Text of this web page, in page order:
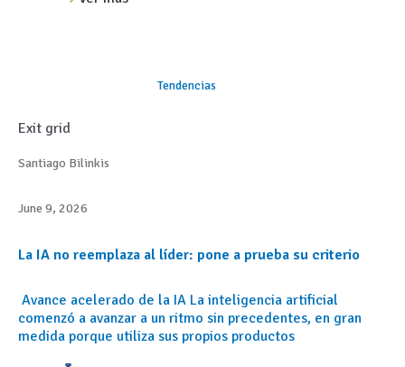
Tendencias
Exit grid
Santiago Bilinkis
June 9, 2026
La IA no reemplaza al líder: pone a prueba su criterio
Avance acelerado de la IA La inteligencia artificial
comenzó a avanzar a un ritmo sin precedentes, en gran
medida porque utiliza sus propios productos